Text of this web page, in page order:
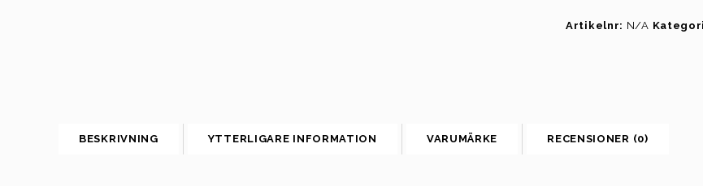
Artikelnr: N/A
BESKRIVNING YTTERLIGARE INFORMATION VARUMÄRKE RECENSIONER (0)